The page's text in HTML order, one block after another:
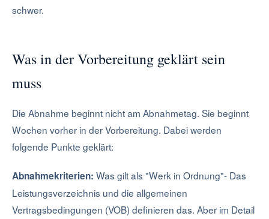
schwer.
Was in der Vorbereitung geklärt sein
muss
Die Abnahme beginnt nicht am Abnahmetag. Sie beginnt
Wochen vorher in der Vorbereitung. Dabei werden
folgende Punkte geklärt:
Abnahmekriterien: Was gilt als "Werk in Ordnung"- Das
Leistungsverzeichnis und die allgemeinen
Vertragsbedingungen (VOB) definieren das. Aber im Detail